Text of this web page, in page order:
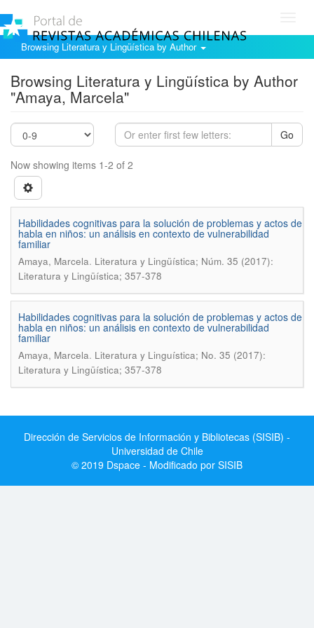
Browsing Literatura y Lingüística by Author
Browsing Literatura y Lingüística by Author
"Amaya, Marcela"
Go
Now showing items 1-2 of 2
Habilidades cognitivas para la solución de problemas y actos de
habla en niños: un análisis en contexto de vulnerabilidad
familiar
Amaya, Marcela. Literatura y Lingüística; Núm. 35 (2017):
Literatura y Lingüística; 357-378
Habilidades cognitivas para la solución de problemas y actos de
habla en niños: un análisis en contexto de vulnerabilidad
familiar
Amaya, Marcela. Literatura y Linguí­stica; No. 35 (2017):
Literatura y Lingüística; 357-378
Dirección de Servicios de Información y Bibliotecas (SISIB) -
Universidad de Chile
© 2019 Dspace - Modificado por SISIB